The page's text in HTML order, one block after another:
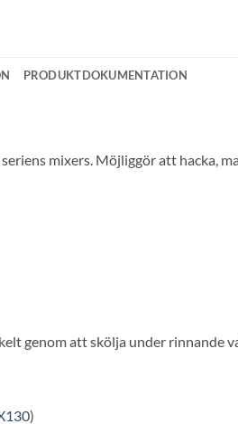
PRODUKTDOKUMENTATION
mixers. Möjliggör att hacka,
genom att skölja under rinnande
)